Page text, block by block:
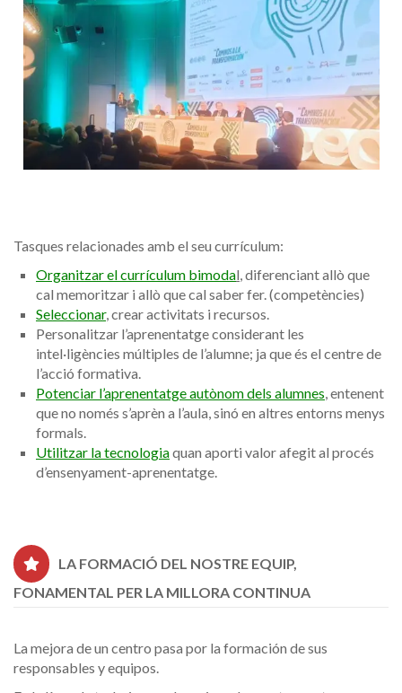
Tasques relacionades amb el seu currículum:
Organitzar el currículum bimodal , diferenciant allò que
cal memoritzar i allò que cal saber fer. (competències)
Seleccionar, crear activitats i recursos.
Personalitzar l’aprenentatge considerant les
intel·ligències múltiples de l’alumne; ja que és el centre de
l’acció formativa.
Potenciar l’aprenentatge autònom dels alumnes , entenent
que no només s’aprèn a l’aula, sinó en altres entorns menys
formals.
Utilitzar la tecnologiaquan aporti valor afegit al procés
d’ensenyament-aprenentatge.
LA FORMACIÓ DEL NOSTRE EQUIP,
FONAMENTAL PER LA MILLORA CONTINUA
La mejora de un centro pasa por la formación de sus
responsables y equipos.